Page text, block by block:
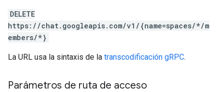
DELETE
https://chat.googleapis.com/v1/{name=spaces/*/m
embers/*}
La URL usa la sintaxis de la transcodificación gRPC.
Parámetros de ruta de acceso